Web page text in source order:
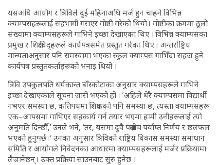
यसअघि आयोग र त्रिविले दुई महिनाअघि मर्ज हुन चाहने विभिन्न
क्याम्पसहरूलाई सहभागी गराएर गोष्ठी गरेको थियो । गोष्ठीका क्रममा ठूलो
संख्यामा क्याम्पसहरूले गाभिने इच्छा देखाएका थिए । विभिन्न क्याम्पसका
प्रमुख र शिक्षाविद्हरूले कार्यपत्रसमेत प्रस्तुत गरेका थिए । अन्तर्राष्ट्रिय
मान्यताअनुसार पनि समस्यामा भएका स्कुल क्याम्पस गाभिँदा सहज हुने
कार्यपत्र प्रस्तुतकर्ताहरूको भनाइ थियो ।
त्रिवि उपकुलपति धर्मकान्त बाँस्कोटाका अनुसार क्याम्पसहरूले गाभिने
इच्छा देखाएकाले सूचना जारी भएको हो । ‘अहिले धेरै क्याम्पसमा विद्यार्थी
नभएर समस्या छ, कतिपयमा शिक्षकको पनि समस्या छ, त्यस्ता क्याम्पसहरू
एक–आपसमा गाभिएर सहकार्य गर्न तयार भएमा हामी उनीहरूलाई त्यो
अनुमति दिन्छौँ,’ उनले भने, ‘तर, यसमा दुवै पक्षबीच पर्याप्त निर्णय र छलफल
भएको हुनुपर्छ ।’ उनका अनुसार त्रिविको राष्ट्रिय विकास समस्या समाधान
समिति र आयोगले निवेदनका आधारमा क्याम्पसहरूलाई मर्जर प्रक्रियामा
लैजानेछन् । उक्त प्रक्रिया साउनबाट सुरु हुनेछ ।